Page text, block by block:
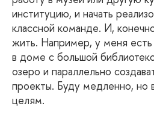
институцию, и начать
классной команде. И,
жить. Например, у меня
в доме с большой
озеро и параллельно
проекты. Буду медленно, но
целям.